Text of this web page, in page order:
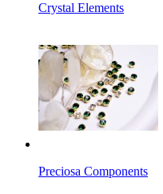
Crystal Elements
Preciosa Components